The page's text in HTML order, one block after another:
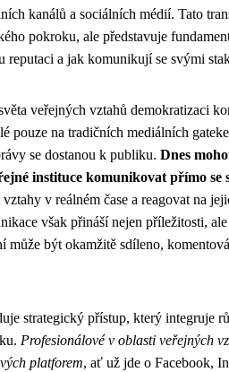
kanálů a sociálních médií. Tato
pokroku, ale představuje
reputaci a jak komunikují se svými
veřejných vztahů demokratizaci
pouze na tradičních mediálních
se dostanou k publiku. Dnes
instituce komunikovat přímo se
v reálném čase a reagovat na
však přináší nejen příležitosti, ale
může být okamžitě sdíleno,
strategický přístup, který integruje
Profesionálové v oblasti veřejných
platforem, ať už jde o Facebook,